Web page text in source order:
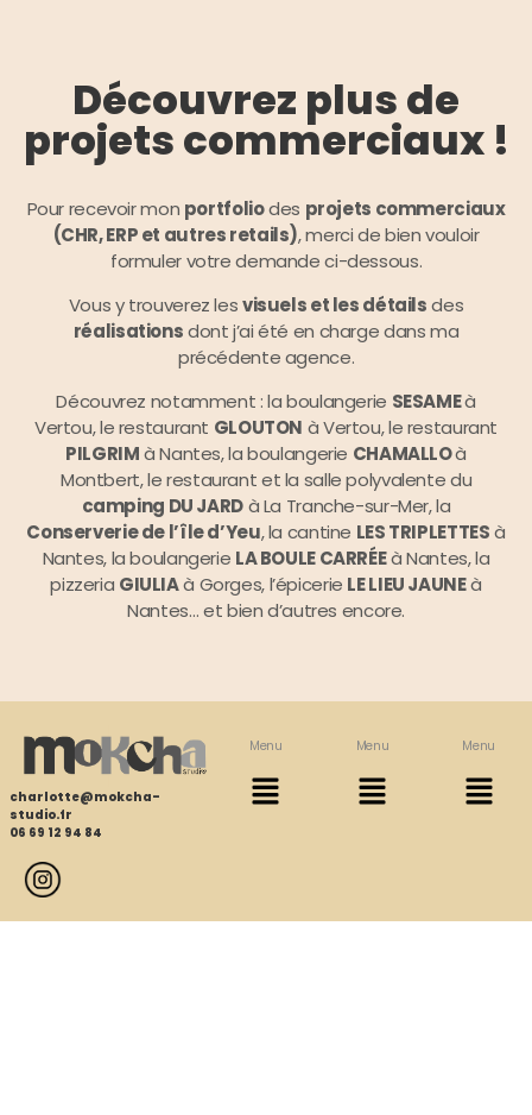
Découvrez plus de
projets commerciaux !
Pour recevoir mon portfoliodes projets commerciaux
(CHR, ERP et autres retails), merci de bien vouloir
formuler votre demande ci-dessous.
Vous y trouverez lesvisuels et les détailsdes
réalisationsdont j’ai été en charge dans ma
précédente agence.
Découvrez notamment : la boulangerie SESAMEà
Vertou, le restaurant GLOUTON à Vertou, le restaurant
PILGRIMà Nantes, la boulangerie CHAMALLOà
Montbert, le restaurant et la salle polyvalente du
camping DU JARDà La Tranche-sur-Mer, la
Conserverie de l’île d’Yeu,la cantine LES TRIPLETTESà
Nantes, la boulangerie LA BOULE CARRÉEà Nantes, la
pizzeria GIULIAà Gorges, l’épicerie LE LIEU JAUNEà
Nantes… et bien d’autres encore.
charlotte@mokcha-
studio.fr
06 69 12 94 84
Menu Menu Menu